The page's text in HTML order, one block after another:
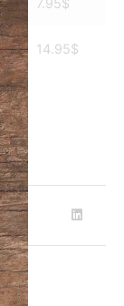
7.95$
14.95$